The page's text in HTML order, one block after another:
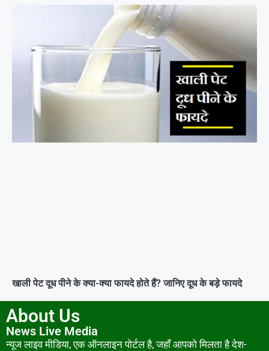
खाली पेट दूध पीने के क्या-क्या फायदे होते हैं? जानिए दूध के बड़े फायदे
About Us
News Live Media
न्यूज लाइव मीडिया, एक ऑनलाइन पोर्टल है, जहाँ आपको मिलता है देश-